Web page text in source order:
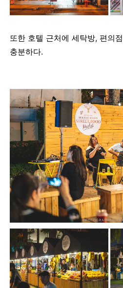
또한 호텔 근처에 세탁방, 편의
충분하다.